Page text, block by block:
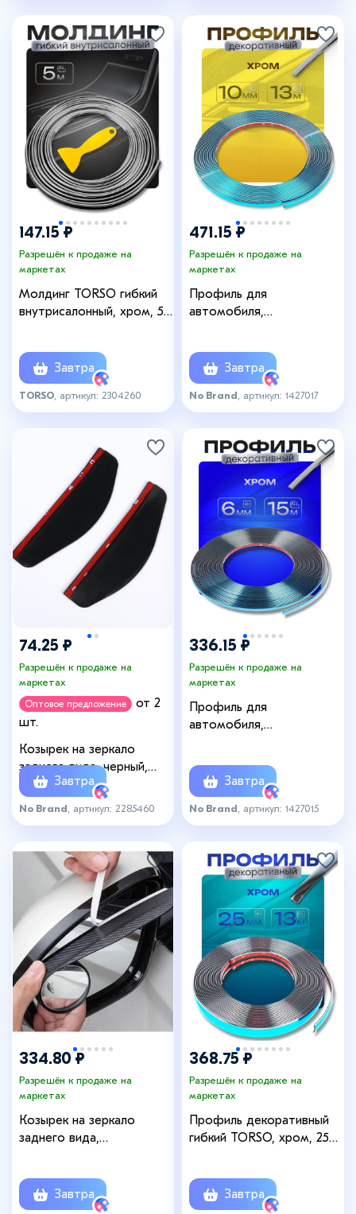
147.15 ₽
Разрешён к продаже на
маркетах
Молдинг TORSO гибкий
внутрисалонный, хром, 5
Завтра
TORSO , артикул: 2304260
471.15 ₽
Разрешён к продаже на
маркетах
Профиль для
автомобиля,
Завтра
No Brand , артикул: 1427017
74.25 ₽
Разрешён к продаже на
маркетах
Оптовое предложение
от 2
шт.
Козырек на зеркало
заднего вида, черный,
набор 2 шт.
Завтра
No Brand , артикул: 2285460
336.15 ₽
Разрешён к продаже на
маркетах
Профиль для
автомобиля,
Завтра
No Brand , артикул: 1427015
334.80 ₽
Разрешён к продаже на
маркетах
Козырек на зеркало
заднего вида,
Завтра
368.75 ₽
Разрешён к продаже на
маркетах
Профиль декоративный
гибкий TORSO, хром, 25
Завтра